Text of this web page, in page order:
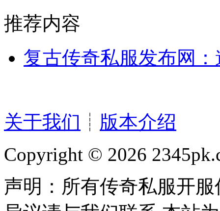
推荐内容
复古传奇私服发布网
关于我们 ┊ 版本介绍
Copyright © 2026
声明：所有传奇私服开